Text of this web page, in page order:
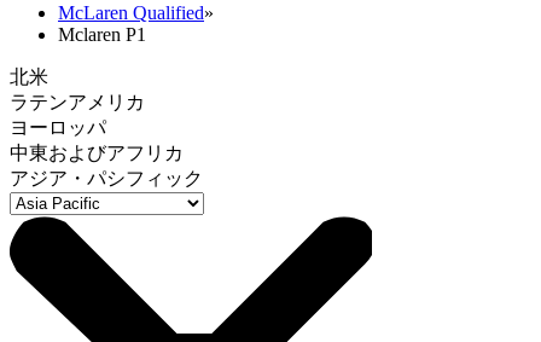
McLaren Qualified»
Mclaren P1
北米
ラテンアメリカ
ヨーロッパ
中東およびアフリカ
アジア・パシフィック